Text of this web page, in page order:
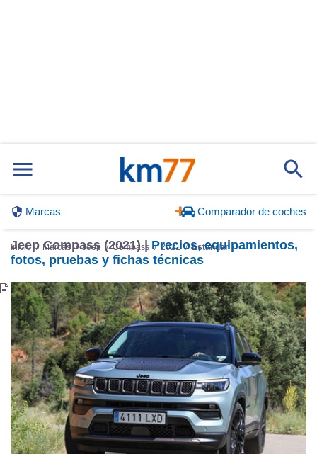
Marcas Comparador de coches
Inicio Marcas Jeep Compass 2021 Estándar
Jeep Compass (2021) | Precios, equipamientos,
fotos, pruebas y fichas técnicas